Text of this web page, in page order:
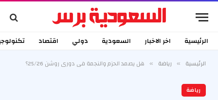
الرئيسية اخر الاخبار السعودية دولي اقتصاد
الرئيسية » رياضة » هل يصمد الحزم والنجمة في دوري روشن 25/26؟
رياضة